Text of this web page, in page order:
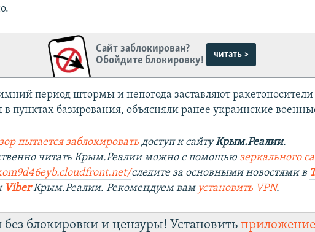
Сайт заблокирован?
Обойдите блокировку!
читать >
период штормы и непогода заставляют
в пунктах базирования, объясняли ранее украинские
пытается заблокировать доступ к сайтуКрым.Реалии.
читать Крым.Реалии можно с помощьюзеркального
следите за основными новостями в
Viber Крым.Реалии. Рекомендуем вам установить VPN.
без блокировки и цензуры! Установитьприложение